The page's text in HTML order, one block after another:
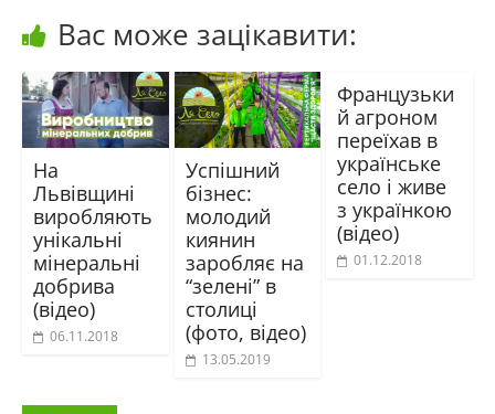
Вас може зацікавити:
На
Львівщині
виробляють
унікальні
мінеральні
добрива
(відео)
06.11.2018
Успішний
бізнес:
молодий
киянин
заробляє на
“зелені” в
столиці
(фото, відео)
13.05.2019
Французьки
й агроном
переїхав в
українське
село і живе
з українкою
(відео)
01.12.2018